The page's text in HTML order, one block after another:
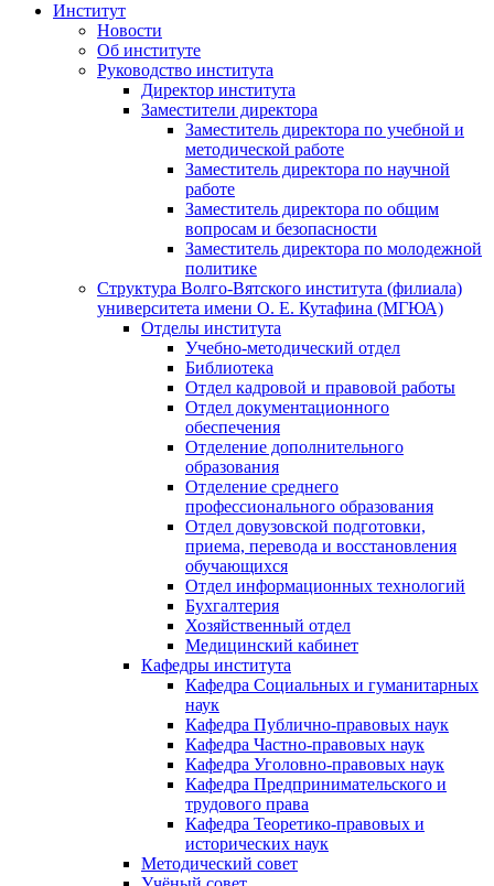
Институт
Новости
Об институте
Руководство института
Директор института
Заместители директора
Заместитель директора по учебной и
методической работе
Заместитель директора по научной
работе
Заместитель директора по общим
вопросам и безопасности
Заместитель директора по молодежной
политике
Структура Волго-Вятского института (филиала)
университета имени О. Е. Кутафина (МГЮА)
Отделы института
Учебно-методический отдел
Библиотека
Отдел кадровой и правовой работы
Отдел документационного
обеспечения
Отделение дополнительного
образования
Отделение среднего
профессионального образования
Отдел довузовской подготовки,
приема, перевода и восстановления
обучающихся
Отдел информационных технологий
Бухгалтерия
Хозяйственный отдел
Медицинский кабинет
Кафедры института
Кафедра Социальных и гуманитарных
наук
Кафедра Публично-правовых наук
Кафедра Частно-правовых наук
Кафедра Уголовно-правовых наук
Кафедра Предпринимательского и
трудового права
Кафедра Теоретико-правовых и
исторических наук
Методический совет